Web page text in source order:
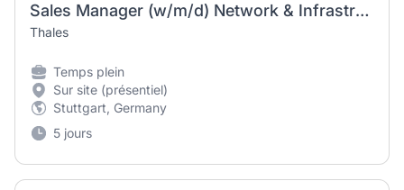
Sales Manager (w/m/d) Network & Infrastructure Systems Space, Air & Land
Thales
Temps plein
Sur site (présentiel)
Stuttgart, Germany
5 jours